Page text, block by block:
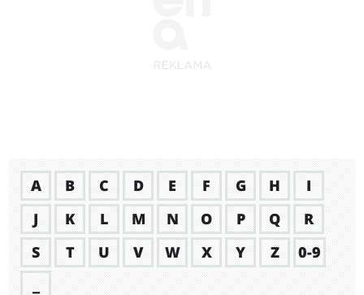
A B C D E F G H
I
J
K L M N O P Q
R
S
T U V W X Y Z
0-9